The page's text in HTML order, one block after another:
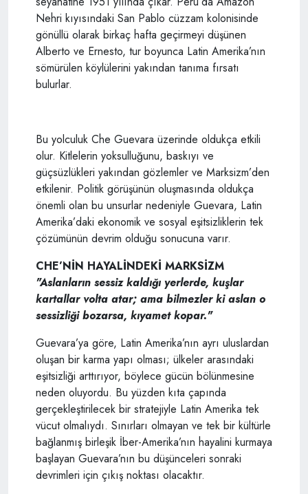
Nehri kıyısındaki San Pablo cüzzam kolonisinde
gönüllü olarak birkaç hafta geçirmeyi düşünen
Alberto ve Ernesto, tur boyunca Latin Amerika’nın
sömürülen köylülerini yakından tanıma fırsatı
bulurlar.
Bu yolculuk Che Guevara üzerinde oldukça etkili
olur. Kitlelerin yoksulluğunu, baskıyı ve
güçsüzlükleri yakından gözlemler ve Marksizm’den
etkilenir. Politik görüşünün oluşmasında oldukça
önemli olan bu unsurlar nedeniyle Guevara, Latin
Amerika’daki ekonomik ve sosyal eşitsizliklerin tek
çözümünün devrim olduğu sonucuna varır.
CHE’NİN HAYALİNDEKİ MARKSİZM
"Aslanların sessiz kaldığı yerlerde, kuşlar
kartallar volta atar; ama bilmezler ki aslan o
sessizliği bozarsa, kıyamet kopar."
Guevara’ya göre, Latin Amerika’nın ayrı uluslardan
oluşan bir karma yapı olması; ülkeler arasındaki
eşitsizliği arttırıyor, böylece gücün bölünmesine
neden oluyordu. Bu yüzden kıta çapında
gerçekleştirilecek bir stratejiyle Latin Amerika tek
vücut olmalıydı. Sınırları olmayan ve tek bir kültürle
bağlanmış birleşik İber-Amerika’nın hayalini kurmaya
başlayan Guevara’nın bu düşünceleri sonraki
devrimleri için çıkış noktası olacaktır.